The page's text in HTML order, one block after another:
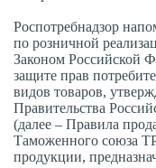
Роспотребнадзор
по розничной
Законом Российской
защите прав
видов товаров,
Правительства
(далее – Правила
Таможенного союза
продукции,